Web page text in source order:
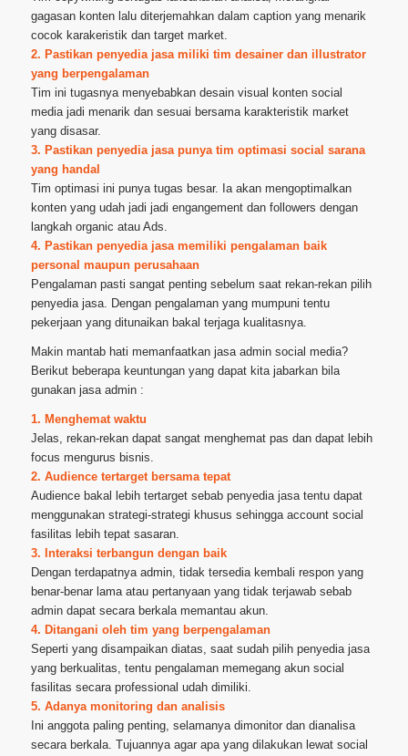
gagasan konten lalu diterjemahkan dalam caption yang menarik
cocok karakeristik dan target market.
2. Pastikan penyedia jasa miliki tim desainer dan illustrator
yang berpengalaman
Tim ini tugasnya menyebabkan desain visual konten social
media jadi menarik dan sesuai bersama karakteristik market
yang disasar.
3. Pastikan penyedia jasa punya tim optimasi social sarana
yang handal
Tim optimasi ini punya tugas besar. Ia akan mengoptimalkan
konten yang udah jadi jadi engangement dan followers dengan
langkah organic atau Ads.
4. Pastikan penyedia jasa memiliki pengalaman baik
personal maupun perusahaan
Pengalaman pasti sangat penting sebelum saat rekan-rekan pilih
penyedia jasa. Dengan pengalaman yang mumpuni tentu
pekerjaan yang ditunaikan bakal terjaga kualitasnya.
Makin mantab hati memanfaatkan jasa admin social media?
Berikut beberapa keuntungan yang dapat kita jabarkan bila
gunakan jasa admin :
1. Menghemat waktu
Jelas, rekan-rekan dapat sangat menghemat pas dan dapat lebih
focus mengurus bisnis.
2. Audience tertarget bersama tepat
Audience bakal lebih tertarget sebab penyedia jasa tentu dapat
menggunakan strategi-strategi khusus sehingga account social
fasilitas lebih tepat sasaran.
3. Interaksi terbangun dengan baik
Dengan terdapatnya admin, tidak tersedia kembali respon yang
benar-benar lama atau pertanyaan yang tidak terjawab sebab
admin dapat secara berkala memantau akun.
4. Ditangani oleh tim yang berpengalaman
Seperti yang disampaikan diatas, saat sudah pilih penyedia jasa
yang berkualitas, tentu pengalaman memegang akun social
fasilitas secara professional udah dimiliki.
5. Adanya monitoring dan analisis
Ini anggota paling penting, selamanya dimonitor dan dianalisa
secara berkala. Tujuannya agar apa yang dilakukan lewat social